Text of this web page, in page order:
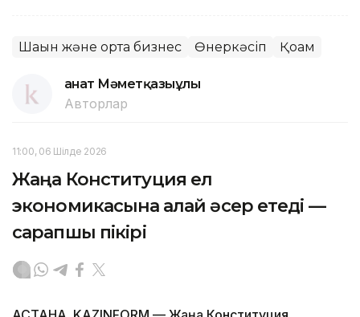
Шағын және орта бизнес Өнеркәсіп Қоғам
Қанат Мәметқазыұлы
Авторлар
11:00, 06 Шілде 2026
Жаңа Конституция ел
экономикасына қалай әсер етеді —
сарапшы пікірі